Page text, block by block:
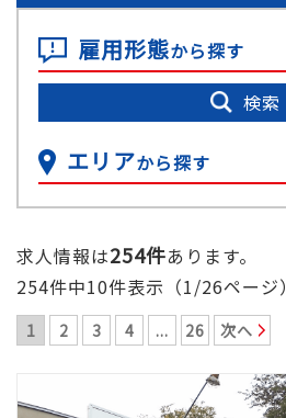
雇用形態から探す
検索
エリアから探す
求人情報は254件あります。
254件中10件表示（1/26ページ）
1 2 3 4 ... 26 次へ